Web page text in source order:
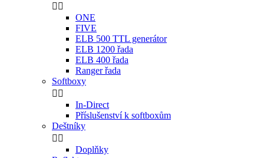
 
ONE
FIVE
ELB 500 TTL generátor
ELB 1200 řada
ELB 400 řada
Ranger řada
Softboxy
 
In-Direct
Příslušenství k softboxům
Deštníky
 
Doplňky